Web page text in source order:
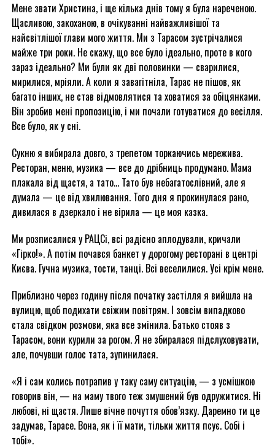
Мене звати Христина, і ще кілька днів тому я була нареченою.
Щасливою, закоханою, в очікуванні найважливішої та
найсвітлішої глави мого життя. Ми з Тарасом зустрічалися
майже три роки. Не скажу, що все було ідеально, проте в кого
зараз ідеально? Ми були як дві половинки — сварилися,
мирилися, мріяли. А коли я завагітніла, Тарас не пішов, як
багато інших, не став відмовлятися та ховатися за обіцянками.
Він зробив мені пропозицію, і ми почали готуватися до весілля.
Все було, як у сні.
Сукню я вибирала довго, з трепетом торкаючись мережива.
Ресторан, меню, музика — все до дрібниць продумано. Мама
плакала від щастя, а тато… Тато був небагатослівний, але я
думала — це від хвилювання. Того дня я прокинулася рано,
дивилася в дзеркало і не вірила — це моя казка.
Ми розписалися у РАЦСі, всі радісно аплодували, кричали
«Гірко!». А потім почався банкет у дорогому ресторані в центрі
Києва. Гучна музика, тости, танці. Всі веселилися. Усі крім мене.
Приблизно через годину після початку застілля я вийшла на
вулицю, щоб подихати свіжим повітрям. І зовсім випадково
стала свідком розмови, яка все змінила. Батько стояв з
Тарасом, вони курили за рогом. Я не збиралася підслуховувати,
але, почувши голос тата, зупинилася.
«Я і сам колись потрапив у таку саму ситуацію, — з усмішкою
говорив він, — на маму твого теж змушений був одружитися. Ні
любові, ні щастя. Лише вічне почуття обов’язку. Даремно ти це
задумав, Тарасе. Вона, як і її мати, тільки життя псує. Собі і
тобі».